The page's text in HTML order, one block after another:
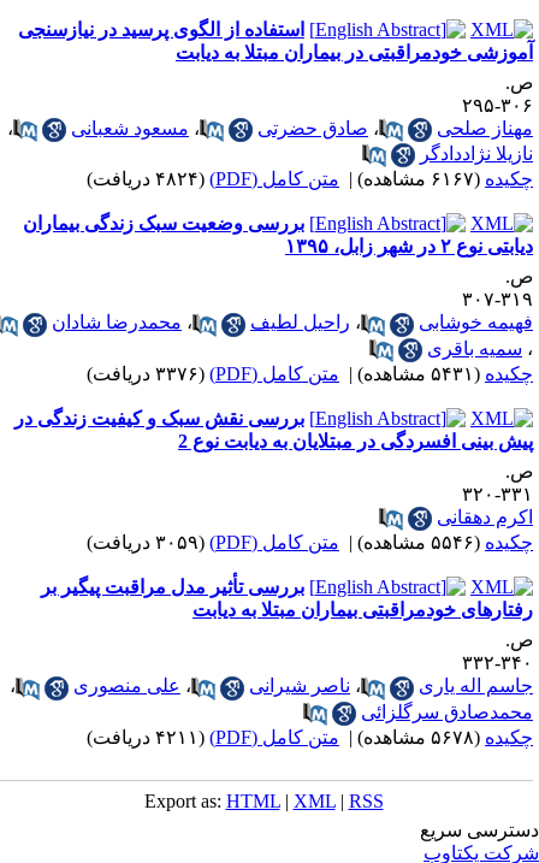
استفاده از الگوی پرسید در نیازسنجی
خودمراقبتی در بیماران مبتلا به دیابت
۲۹۵
صلحی
،صادق حضرتی ،مسعود شعبانی
،
نژاددادگر
(۶۱۶۷ مشاهده) | متن کامل (PDF) (۴۸۲۴ دریافت)
بررسی وضعیت سبک زندگی بیماران
نوع ۲ در شهر زابل، ۱۳۹۵
۳۰۷
خوشابی
،راحیل لطیف ،محمدرضا شادان
سمیه باقری
(۵۴۳۱ مشاهده) | متن کامل (PDF) (۳۳۷۶ دریافت)
بررسی نقش سبک و کیفیت زندگی در
بینی افسردگی در مبتلایان به دیابت نوع 2
۳۲۰
دهقانی
(۵۵۴۶ مشاهده) | متن کامل (PDF) (۳۰۵۹ دریافت)
بررسی تأثیر مدل مراقبت پیگیر بر
خودمراقبتی بیماران مبتلا به دیابت
۳۳۲
اله یاری
،ناصر شیرانی ،علی منصوری
،
سرگلزائی
(۵۶۷۸ مشاهده) | متن کامل (PDF) (۴۲۱۱ دریافت)
Export as:HTML |XML |RSS
سریع
یکتاوب